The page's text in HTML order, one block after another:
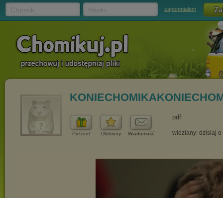
zapomniałem
Prezent Ulubiony Wiadomość
pdf
widziany: dzisiaj o